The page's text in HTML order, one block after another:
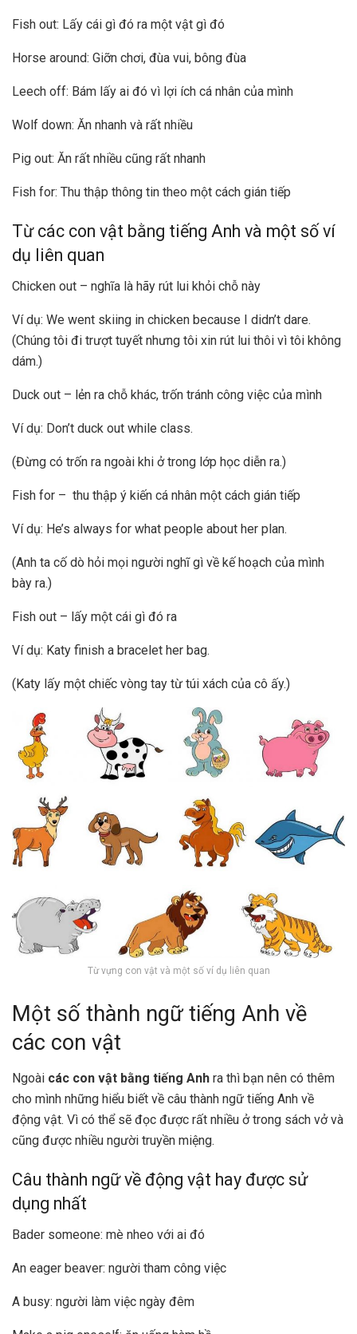
Fish out: Lấy cái gì đó ra một vật gì đó
Horse around: Giỡn chơi, đùa vui, bông đùa
Leech off: Bám lấy ai đó vì lợi ích cá nhân của mình
Wolf down: Ăn nhanh và rất nhiều
Pig out: Ăn rất nhiều cũng rất nhanh
Fish for: Thu thập thông tin theo một cách gián tiếp
Từ các con vật bằng tiếng Anh và một số ví
dụ liên quan
Chicken out – nghĩa là hãy rút lui khỏi chỗ này
Ví dụ: We went skiing in chicken because I didn’t dare.
(Chúng tôi đi trượt tuyết nhưng tôi xin rút lui thôi vì tôi không
dám.)
Duck out – lẻn ra chỗ khác, trốn tránh công việc của mình
Ví dụ: Don’t duck out while class.
(Đừng có trốn ra ngoài khi ở trong lớp học diễn ra.)
Fish for – thu thập ý kiến cá nhân một cách gián tiếp
Ví dụ: He’s always for what people about her plan.
(Anh ta cố dò hỏi mọi người nghĩ gì về kế hoạch của mình
bày ra.)
Fish out – lấy một cái gì đó ra
Ví dụ: Katy finish a bracelet her bag.
(Katy lấy một chiếc vòng tay từ túi xách của cô ấy.)
Từ vựng con vật và một số ví dụ liên quan
Một số thành ngữ tiếng Anh về
các con vật
Ngoài các con vật bằng tiếng Anh ra thì bạn nên có thêm
cho mình những hiểu biết về câu thành ngữ tiếng Anh về
động vật. Vì có thể sẽ đọc được rất nhiều ở trong sách vở và
cũng được nhiều người truyền miệng.
Câu thành ngữ về động vật hay được sử
dụng nhất
Bader someone: mè nheo với ai đó
An eager beaver: người tham công việc
A busy: người làm việc ngày đêm